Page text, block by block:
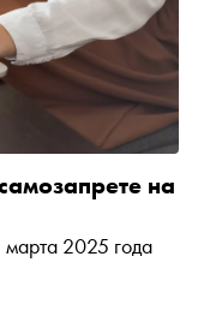
на
марта 2025 года